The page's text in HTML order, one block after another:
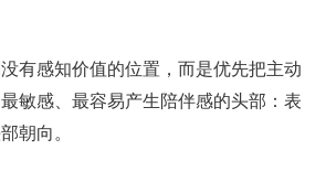
有感知价值的位置，而是优先把主动
敏感、最容易产生陪伴感的头部：表
朝向。